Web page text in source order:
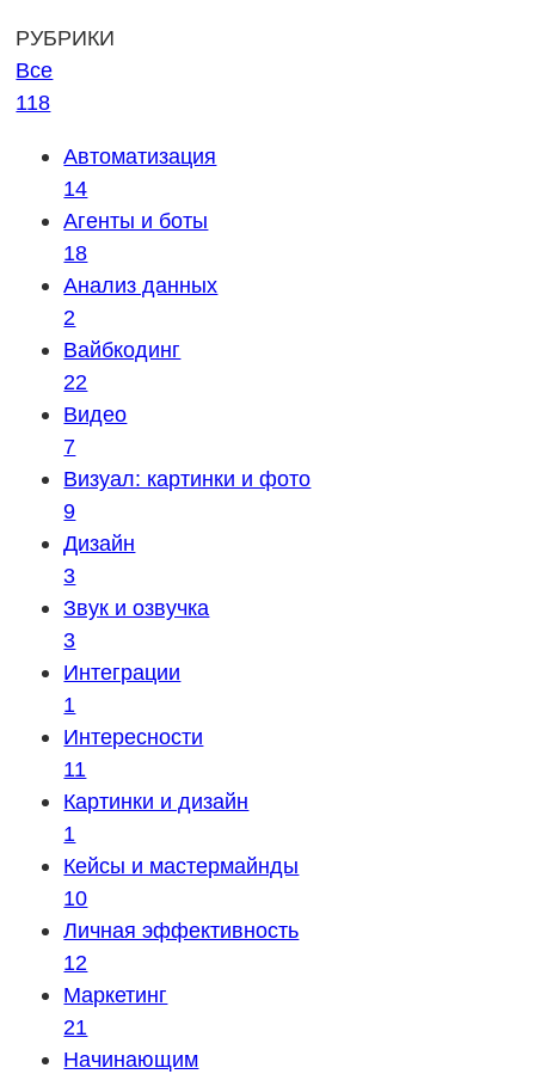
РУБРИКИ
Все
118
Автоматизация
14
Агенты и боты
18
Анализ данных
2
Вайбкодинг
22
Видео
7
Визуал: картинки и фото
9
Дизайн
3
Звук и озвучка
3
Интеграции
1
Интересности
11
Картинки и дизайн
1
Кейсы и мастермайнды
10
Личная эффективность
12
Маркетинг
21
Начинающим